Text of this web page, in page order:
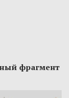
фрагмент